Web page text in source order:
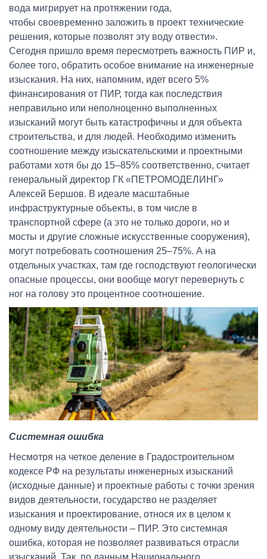
вода мигрирует на протяжении года,
чтобы своевременно заложить в проект технические
решения, которые позволят эту воду отвести».
Сегодня пришло время пересмотреть важность ПИР и,
более того, обратить особое внимание на инженерные
изыскания. На них, напомним, идет всего 5%
финансирования от ПИР, тогда как последствия
неправильно или неполноценно выполненных
изысканий могут быть катастрофичны и для объекта
строительства, и для людей. Необходимо изменить
соотношение между изыскательскими и проектными
работами хотя бы до 15–85% соответственно, считает
генеральный директор ГК «ПЕТРОМОДЕЛИНГ»
Алексей Бершов. В идеале масштабные
инфраструктурные объекты, в том числе в
транспортной сфере (а это не только дороги, но и
мосты и другие сложные искусственные сооружения),
могут потребовать соотношения 25–75%. А на
отдельных участках, там где господствуют геологически
опасные процессы, они вообще могут перевернуть с
ног на голову это процентное соотношение.
Системная ошибка
Несмотря на четкое деление в Градостроительном
кодексе РФ на результаты инженерных изысканий
(исходные данные) и проектные работы с точки зрения
видов деятельности, государство не разделяет
изыскания и проектирование, относя их в целом к
одному виду деятельности – ПИР. Это системная
ошибка, которая не позволяет развиваться отрасли